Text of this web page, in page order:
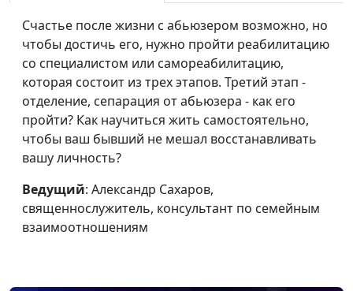
Как восстановиться
после абьюзивных
отношений?
Александр Сахаров,
священнослужитель,
консультант по семейным
взаимоотношениям
#9
Психологические
манипуляции
Александр Сахаров,
Что делать, если
преследует
Александр Сахаров,
священнослужитель,
Счастье после жизни с абьюзером возможно, но
чтобы достичь его, нужно пройти реабилитацию
со специалистом или самореабилитацию,
которая состоит из трех этапов. Третий этап -
отделение, сепарация от абьюзера - как его
пройти? Как научиться жить самостоятельно,
чтобы ваш бывший не мешал восстанавливать
вашу личность?
Ведущий: Александр Сахаров,
священнослужитель, консультант по семейным
взаимоотношениям